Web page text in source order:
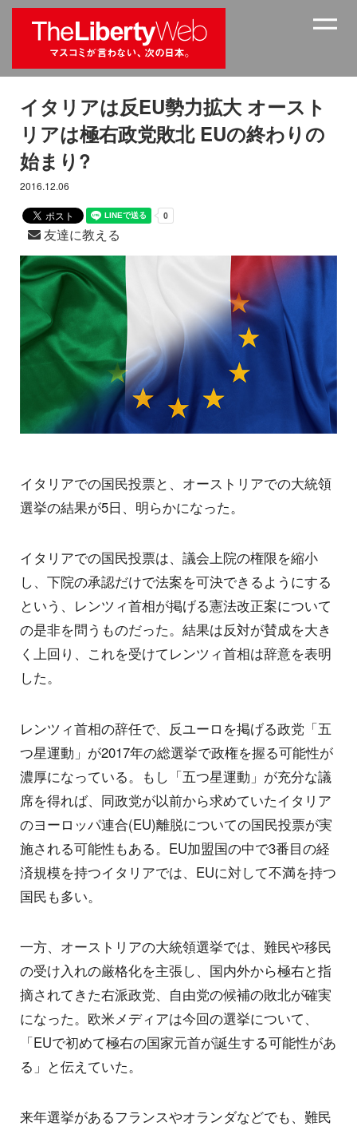
イタリアは反EU勢力拡大 オースト
リアは極右政党敗北 EUの終わりの
始まり?
2016.12.06
友達に教える
イタリアでの国民投票と、オーストリアでの大統領
選挙の結果が5日、明らかになった。
イタリアでの国民投票は、議会上院の権限を縮小
し、下院の承認だけで法案を可決できるようにする
という、レンツィ首相が掲げる憲法改正案について
の是非を問うものだった。結果は反対が賛成を大き
く上回り、これを受けてレンツィ首相は辞意を表明
した。
レンツィ首相の辞任で、反ユーロを掲げる政党「五
つ星運動」が2017年の総選挙で政権を握る可能性が
濃厚になっている。もし「五つ星運動」が充分な議
席を得れば、同政党が以前から求めていたイタリア
のヨーロッパ連合(EU)離脱についての国民投票が実
施される可能性もある。EU加盟国の中で3番目の経
済規模を持つイタリアでは、EUに対して不満を持つ
国民も多い。
一方、オーストリアの大統領選挙では、難民や移民
の受け入れの厳格化を主張し、国内外から極右と指
摘されてきた右派政党、自由党の候補の敗北が確実
になった。欧米メディアは今回の選挙について、
「EUで初めて極右の国家元首が誕生する可能性があ
る」と伝えていた。
来年選挙があるフランスやオランダなどでも、難民